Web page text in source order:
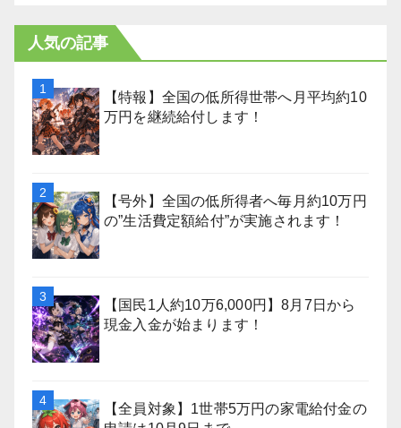
人気の記事
【特報】全国の低所得世帯へ月平均約10
万円を継続給付します！
【号外】全国の低所得者へ毎月約10万円
の”生活費定額給付”が実施されます！
【国民1人約10万6,000円】8月7日から
現金入金が始まります！
【全員対象】1世帯5万円の家電給付金の